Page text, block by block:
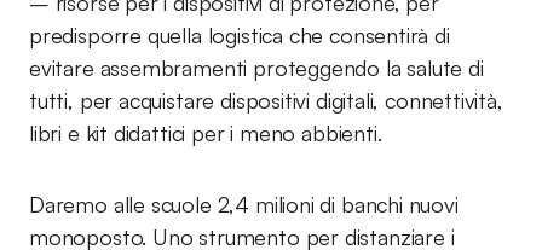
predisporre quella logistica che consentirà di
evitare assembramenti proteggendo la salute di
tutti, per acquistare dispositivi digitali, connettività,
libri e kit didattici per i meno abbienti.
Daremo alle scuole 2,4 milioni di banchi nuovi
monoposto. Uno strumento per distanziare i